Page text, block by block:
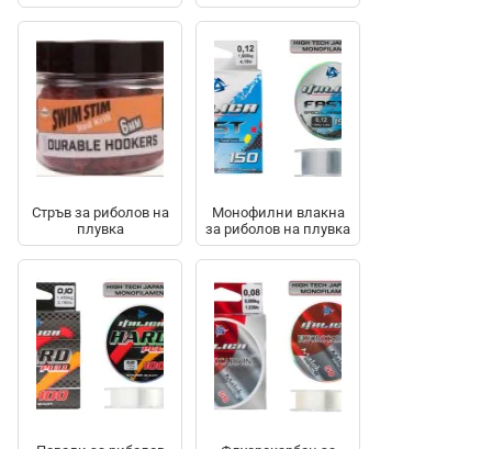
Стръв за риболов на
плувка
Монофилни влакна
за риболов на плувка